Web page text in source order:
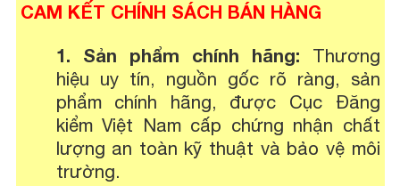
CAM KẾT CHÍNH SÁCH BÁN HÀNG
1. Sản phẩm chính hãng: Thương
hiệu uy tín, nguồn gốc rõ ràng, sản
phẩm chính hãng, được Cục Đăng
kiểm Việt Nam cấp chứng nhận chất
lượng an toàn kỹ thuật và bảo vệ môi
trường.